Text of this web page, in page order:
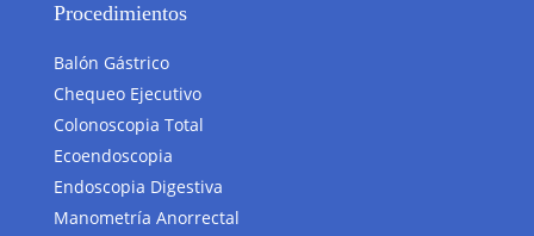
Procedimientos
Balón Gástrico
Chequeo Ejecutivo
Colonoscopia Total
Ecoendoscopia
Endoscopia Digestiva
Manometría Anorrectal